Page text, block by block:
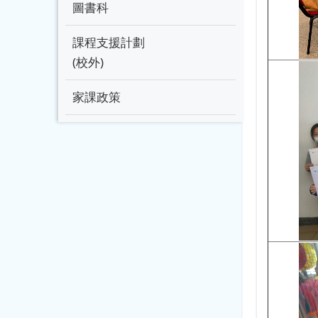
圖書科
課程支援計劃
(校外)
家課政策